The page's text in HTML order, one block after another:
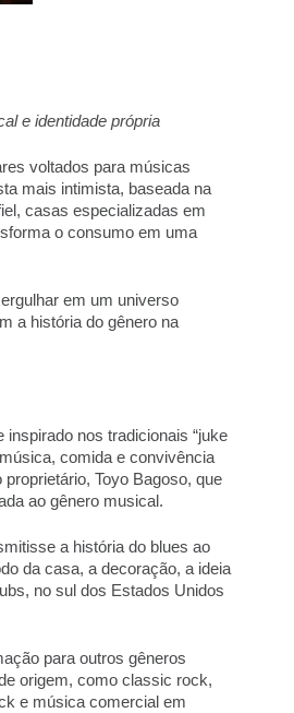
e identidade própria
voltados para músicas
mais intimista, baseada na
casas especializadas em
o consumo em uma
em um universo
a história do gênero na
nos tradicionais “juke
comida e convivência
Toyo Bagoso, que
ao gênero musical.
a história do blues ao
da casa, a decoração, a ideia
no sul dos Estados Unidos
para outros gêneros
origem, como classic rock,
e música comercial em